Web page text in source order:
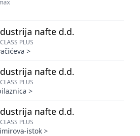
nafte d.d.
PLUS
>
nafte d.d.
PLUS
>
nafte d.d.
PLUS
istok >